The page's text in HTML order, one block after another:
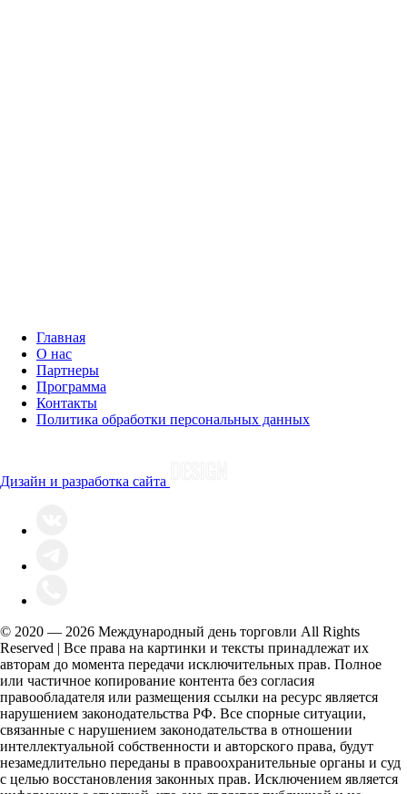
Главная
О нас
Партнеры
Программа
Контакты
Политика обработки персональных данных
Дизайн и разработка сайта
© 2020 — 2026 Международный день торговли All Rights
Reserved | Все права на картинки и тексты принадлежат их
авторам до момента передачи исключительных прав. Полное
или частичное копирование контента без согласия
правообладателя или размещения ссылки на ресурс является
нарушением законодательства РФ. Все спорные ситуации,
связанные с нарушением законодательства в отношении
интеллектуальной собственности и авторского права, будут
незамедлительно переданы в правоохранительные органы и суд
с целью восстановления законных прав. Исключением является